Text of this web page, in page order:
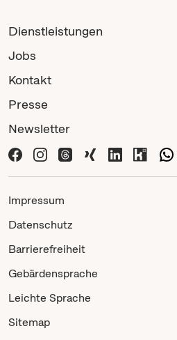
Dienstleistungen
Jobs
Kontakt
Presse
Newsletter
Impressum
Datenschutz
Barrierefreiheit
Gebärdensprache
Leichte Sprache
Sitemap